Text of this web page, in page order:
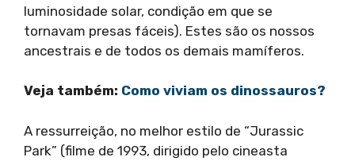
luminosidade solar, condição em que se
tornavam presas fáceis). Estes são os nossos
ancestrais e de todos os demais mamíferos.
Veja também: Como viviam os dinossauros?
A ressurreição, no melhor estilo de “Jurassic
Park” (filme de 1993, dirigido pelo cineasta